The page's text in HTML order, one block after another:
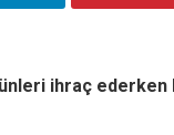
ihraç ederken